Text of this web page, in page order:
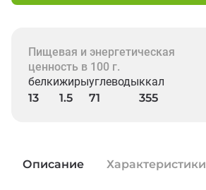
Пищевая и энергетическая
ценность в 100 г.
белки
13
жиры
1.5
углеводы
71
ккал
355
Описание Характеристики